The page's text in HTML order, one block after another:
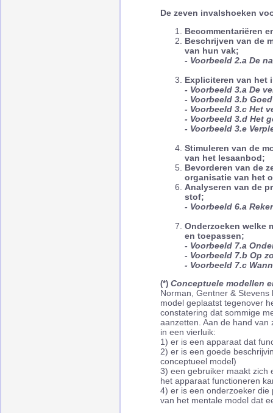
De zeven invalshoeken
Becommentariëren
Beschrijven van de
van hun vak;
- Voorbeeld 2.a De
Expliciteren van het
- Voorbeeld 3.a De
- Voorbeeld 3.b
- Voorbeeld 3.c Het
- Voorbeeld 3.d Het
- Voorbeeld 3.e
Stimuleren van de
van het lesaanbod;
Bevorderen van de
organisatie van het
Analyseren van de
stof;
- Voorbeeld 6.a
Onderzoeken welke
en toepassen;
- Voorbeeld 7.a
- Voorbeeld 7.b Op
- Voorbeeld 7.c
(*) Conceptuele modellen
Norman, Gentner &
model geplaatst tegenover
constatering dat sommige
aanzetten. Aan de hand van
in een vierluik:
1) er is een apparaat dat
2) er is een goede
conceptueel model)
3) een gebruiker maakt zich
het apparaat functioneren
4) er is een onderzoeker
van het mentale model dat